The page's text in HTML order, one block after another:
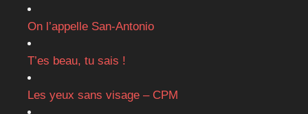
On l’appelle San-Antonio
T’es beau, tu sais !
Les yeux sans visage – CPM